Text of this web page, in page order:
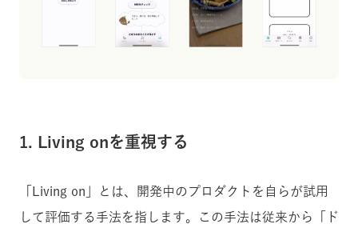
1. Living onを重視する
「Living on」とは、開発中のプロダクトを自らが試用
して評価する手法を指します。この手法は従来から「ド